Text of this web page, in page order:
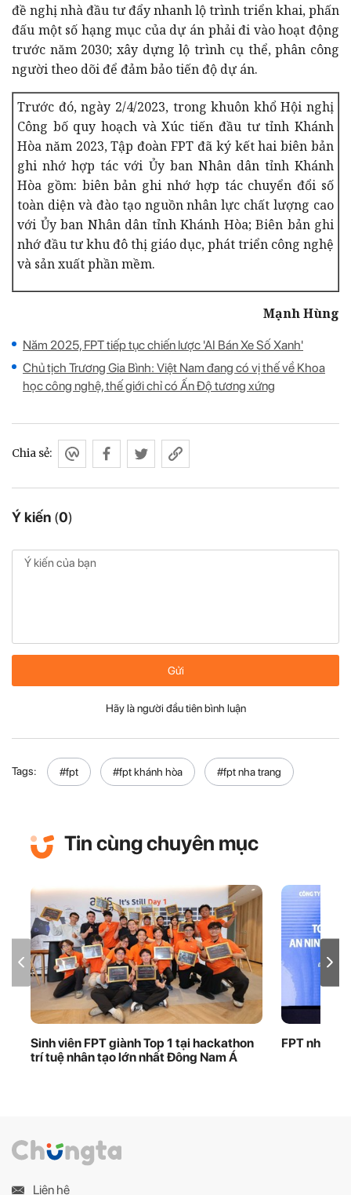
đề nghị nhà đầu tư đẩy nhanh lộ trình triển khai, phấn
đấu một số hạng mục của dự án phải đi vào hoạt động
trước năm 2030; xây dựng lộ trình cụ thể, phân công
người theo dõi để đảm bảo tiến độ dự án.
Trước đó, ngày 2/4/2023, trong khuôn khổ Hội nghị
Công bố quy hoạch và Xúc tiến đầu tư tỉnh Khánh
Hòa năm 2023, Tập đoàn FPT đã ký kết hai biên bản
ghi nhớ hợp tác với Ủy ban Nhân dân tỉnh Khánh
Hòa gồm: biên bản ghi nhớ hợp tác chuyển đổi số
toàn diện và đào tạo nguồn nhân lực chất lượng cao
với Ủy ban Nhân dân tỉnh Khánh Hòa; Biên bản ghi
nhớ đầu tư khu đô thị giáo dục, phát triển công nghệ
và sản xuất phần mềm.
Mạnh Hùng
Năm 2025, FPT tiếp tục chiến lược 'AI Bán Xe Số Xanh'
Chủ tịch Trương Gia Bình: Việt Nam đang có vị thế về Khoa
học công nghệ, thế giới chỉ có Ấn Độ tương xứng
Ý kiến (0)
Chia sẻ:
Gửi
Hãy là người đầu tiên bình luận
Tags: #fpt #fpt khánh hòa #fpt nha trang
Tin cùng chuyên mục
Sinh viên FPT giành Top 1 tại hackathon
trí tuệ nhân tạo lớn nhất Đông Nam Á
FPT nhận
Liên hệ